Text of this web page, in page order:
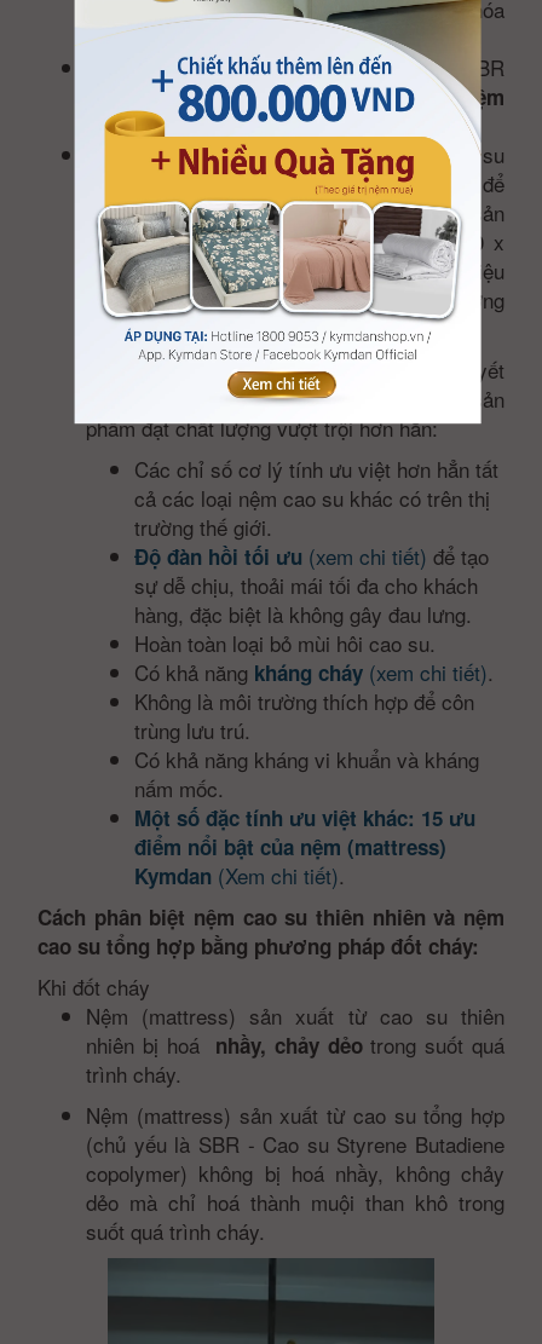
đã chứng minh trên thực tế và hệ số lão hóa
đo được lớn hơn 0.86.
Đối với nệm chế tạo từ hỗn hợp NR và SBR
sẽ nhận được đặc tính trung gian so vớinệm
100% NR hay 100% SBR.
Nệm Kymdan được chế tạo từ latex cao su
thiên nhiên theo qui trình chiết lọc khắt khe để
có được nguyên liệu latex tốt nhất (để sản
xuất ra một tấm nệm Kymdan Deluxe 160 x
200 x 15 cm thì trung bình cần nguyên liệu
latex khai thác từ 440 cây cao su trưởng
thành).
Từ latex cao su thiên nhiên, cùng với bí quyết
xử lý nguyên liệu, Kymdan cho ra đời các sản
phẩm đạt chất lượng vượt trội hơn hẳn:
Các chỉ số cơ lý tính ưu việt hơn hẳn tất
cả các loại nệm cao su khác có trên thị
trường thế giới.
Độ đàn hồi tối ưu (xem chi tiết) để tạo
sự dễ chịu, thoải mái tối đa cho khách
hàng, đặc biệt là không gây đau lưng.
Hoàn toàn loại bỏ mùi hôi cao su.
Có khả năng kháng cháy (xem chi tiết).
Không là môi trường thích hợp để côn
trùng lưu trú.
Có khả năng kháng vi khuẩn và kháng
nấm mốc.
Một số đặc tính ưu việt khác: 15 ưu
điểm nổi bật của nệm (mattress)
Kymdan (Xem chi tiết).
Cách phân biệt nệm cao su thiên nhiên và nệm
cao su tổng hợp bằng phương pháp đốt cháy:
Khi đốt cháy
Nệm (mattress) sản xuất từ cao su thiên
nhiên bị hoá nhầy, chảy dẻotrong suốt quá
trình cháy.
Nệm (mattress) sản xuất từ cao su tổng hợp
(chủ yếu là SBR - Cao su Styrene Butadiene
copolymer) không bị hoá nhầy, không chảy
dẻo mà chỉ hoá thành muội than khô trong
suốt quá trình cháy.